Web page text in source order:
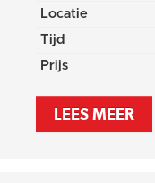
Locatie
Tijd
Prijs
LEES MEER